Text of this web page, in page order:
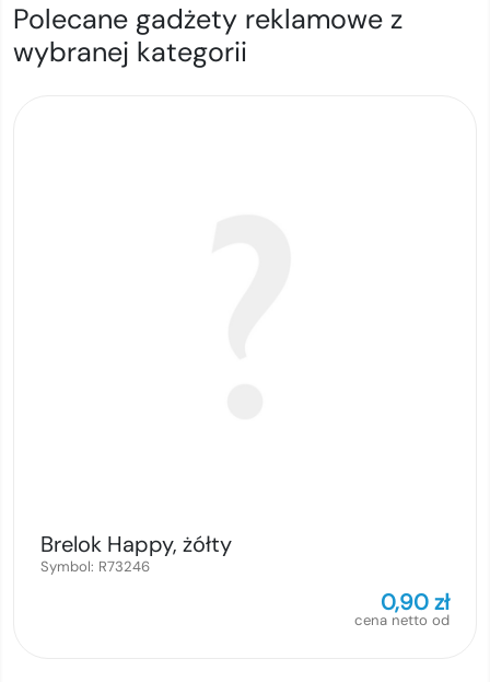
Polecane gadżety reklamowe z
wybranej kategorii
Brelok Happy, żółty
Symbol: R73246
0,90zł
cena netto od